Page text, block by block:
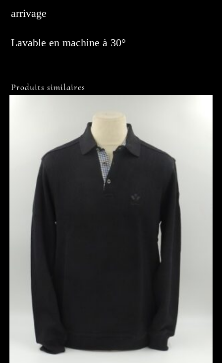
arrivage
Lavable en machine à 30°
Produits similaires